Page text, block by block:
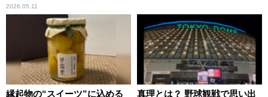
2026.05.11
縁起物の“スイーツ”に込める
真理とは？ 野球観戦で思い出